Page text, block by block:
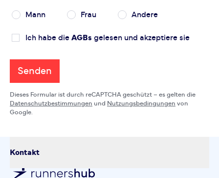
Mann Frau Andere
Ich habe die AGBs gelesen und akzeptiere sie
Senden
Dieses Formular ist durch reCAPTCHA geschützt – es gelten die
Datenschutzbestimmungen und Nutzungsbedingungen von
Google.
Kontakt